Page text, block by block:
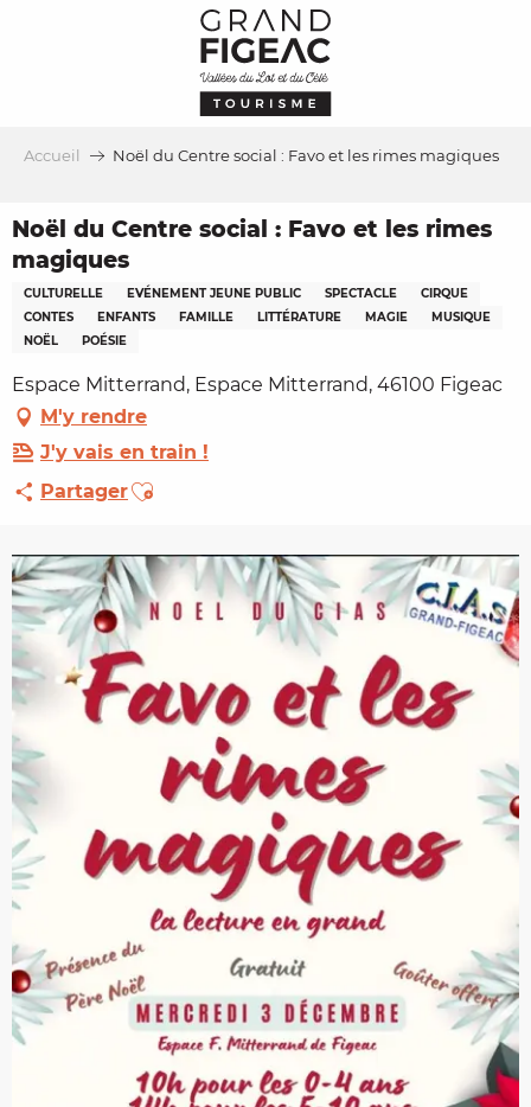
Accueil Noël du Centre social : Favo et les rimes magiques
Noël du Centre social : Favo et les rimes
magiques
CULTURELLE EVÉNEMENT JEUNE PUBLIC SPECTACLE
CIRQUE
CONTES
ENFANTS FAMILLE LITTÉRATURE MAGIE
MUSIQUE
NOËL
POÉSIE
Espace Mitterrand, Espace Mitterrand, 46100 Figeac
M'y rendre
J'y vais en train !
PartagerAjouter aux favoris